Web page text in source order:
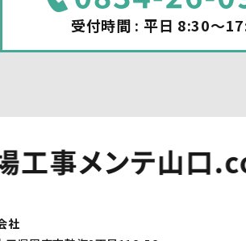
受付時間 : 平日 8:30～
社